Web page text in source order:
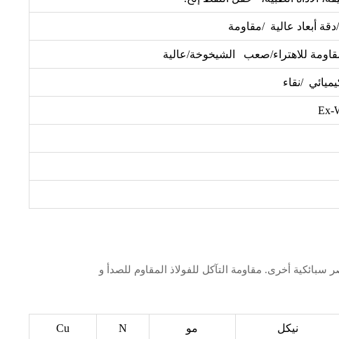
أبعاد عالية /مقاومة
للاهتراء/صعب الشيخوخة/عالية
/نقاء
Ex-
نيكل مو N
Cu